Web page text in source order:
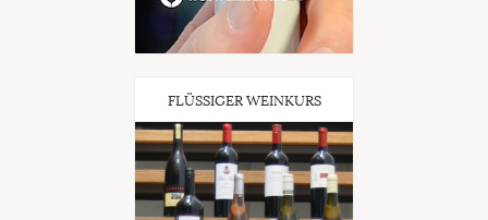
FLÜSSIGER WEINKURS